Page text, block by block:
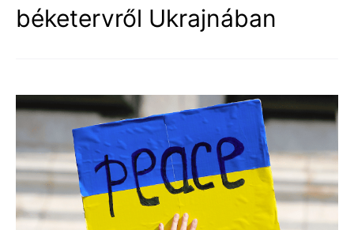
béketervről Ukrajnában